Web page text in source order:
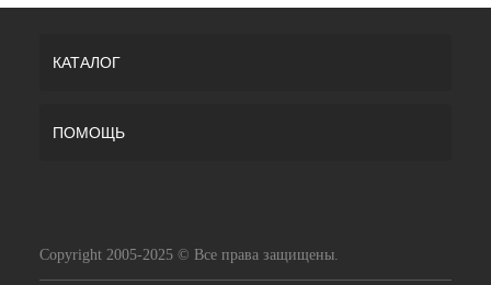
КАТАЛОГ
ПОМОЩЬ
Copyright 2005-2025 © Все права защищены.